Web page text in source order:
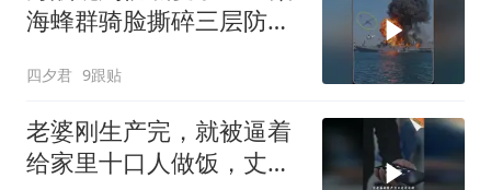
海蜂群骑脸撕碎三层防空
四夕君 9跟贴
老婆刚生产完，就被逼着
给家里十口人做饭，丈夫